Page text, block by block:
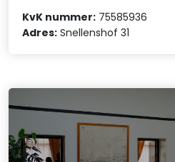
KvK nummer: 75585936
Adres: Snellenshof 31